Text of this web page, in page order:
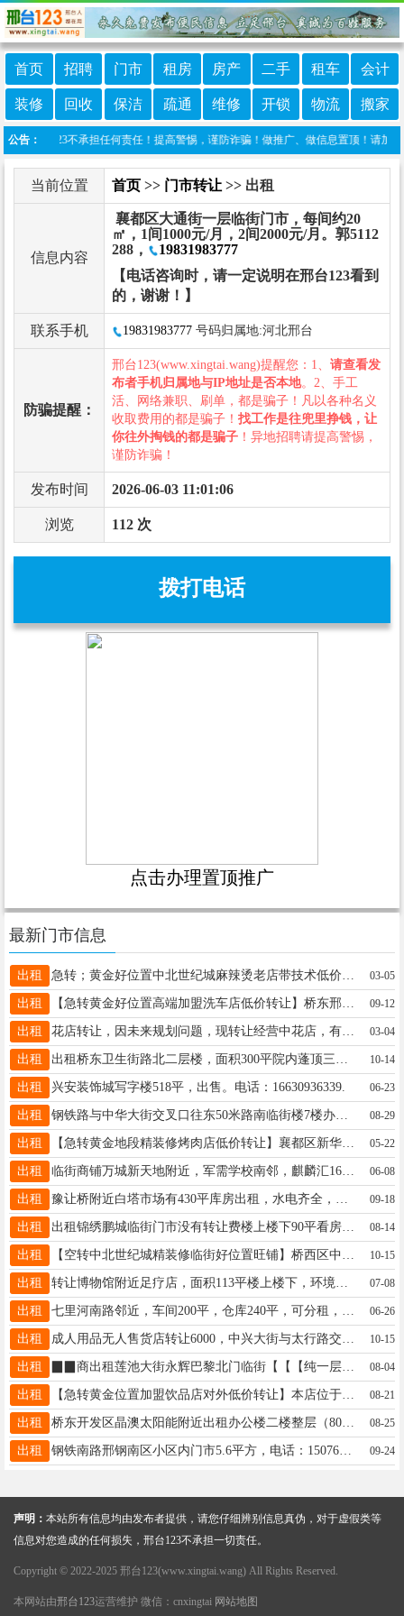
首页 招聘 门市 租房 房产 二手 租车 会计
装修 回收 保洁 疏通 维修 开锁 物流 搬家
公告：
，邢台123不承担任何责任！提高警惕，谨防诈骗！做推广、做信息置顶！请加邢
当前位置 首页 >> 门市转让 >> 出租
信息内容
襄都区大通街一层临街门市，每间约20
㎡，1间1000元/月，2间2000元/月。郭5112
288，
19831983777
【电话咨询时，请一定说明在邢台123看到
的，谢谢！】
联系手机 19831983777 号码归属地:河北邢台
防骗提醒：
邢台123(www.xingtai.wang)提醒您：1、 请查看发
布者手机归属地与IP地址是否本地。2、手工
活、网络兼职、刷单，都是骗子！凡以各种名义
收取费用的都是骗子！ 找工作是往兜里挣钱，让
你往外掏钱的都是骗子 ！异地招聘请提高警惕，
谨防诈骗！
发布时间 2026-06-03 11:01:06
浏览 112 次
拨打电话
点击办理置顶推广
最新门市信息
出租 03-05
出租 【急转黄金好位置高端加盟洗车店低价转让】桥东邢台最繁华中兴东大街总面积110平左右纯一层17633090333 09-12
出租 花店转让，因未来规划问题，现转让经营中花店，有固定客源，设备齐全，希望有缘人接手，接手及盈利，电话15227616601 03-04
出租 10-14
出租 兴安装饰城写字楼518平，出售。电话：16630936339. 06-23
出租 钢铁路与中华大街交叉口往东50米路南临街楼7楼办公550平出租，楼下出租临街门市65平电话13313199680 08-29
出租 【急转黄金地段精装修烤肉店低价转让】襄都区新华北路临近天一城上下两层总面积260平18631958168 05-22
出租 临街商铺万城新天地附近，军需学校南邻，麒麟汇160平，水电暖齐全，可停车，长租优惠，电话17659909190。 06-08
出租 09-18
出租 出租锦绣鹏城临街门市没有转让费楼上楼下90平看房方便电话15532937795饭店不行没有烟道 08-14
出租 10-15
出租 07-08
出租 06-26
出租 成人用品无人售货店转让6000，中兴大街与太行路交叉口东行200米路南 王先生 18600835758 10-15
出租 ▉▉商出租莲池大街永辉巴黎北门临街【【【纯一层铺】】】，130平。客流量大，水电齐全。电话：18103198888▉▉ 08-04
出租 【急转黄金位置加盟饮品店对外低价转让】本店位于桥东区豫让桥附近纯一层20平左右13483964484 08-21
出租 桥东开发区晶澳太阳能附近出租办公楼二楼整层（800平），价格面议，随时看房19333198658 08-25
出租 钢铁南路邢钢南区小区内门市5.6平方，电话：15076883927（） 09-24
声明： 本站所有信息均由发布者提供，请您仔细辨别信息真伪，对于虚假类等
信息对您造成的任何损失，邢台123不承担一切责任。
Copyright © 2022-2025 邢台123(www.xingtai.wang) All Rights Reserved.
本网站由邢台123运营维护 微信：cnxingtai 网站地图